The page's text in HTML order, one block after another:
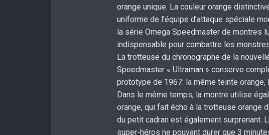
orange unique. La couleur orange
uniforme de l’équipe d’attaque spéciale
la série Omega Speedmaster de montres
indispensable pour combattre les
La trotteuse du chronographe de la
Speedmaster « Ultraman » conserve
prototype de 1967: la même teinte
Dans le même temps, la montre utilise
orange, qui fait écho à la trotteuse orange
du petit cadran est également surprenant.
super-héros ne pouvant durer que 3